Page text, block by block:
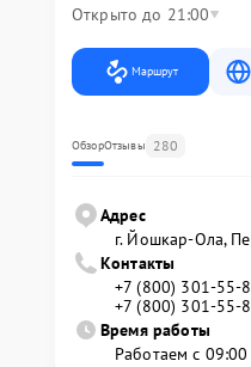
Открыто до 21:00
Маршрут
ОбзорОтзывы 280
Адрес
г. Йошкар-Ола,
Контакты
+7 (800) 301-55-
+7 (800) 301-55-
Время работы
Работаем с